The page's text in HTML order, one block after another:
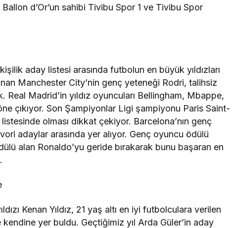
Ballon d’Or’un sahibi Tivibu Spor 1 ve Tivibu Spor
aday listesi arasında futbolun en büyük yıldızları
Manchester City’nin genç yeteneği Rodri, talihsiz
Real Madrid’in yıldız oyuncuları Bellingham, Mbappe,
çıkıyor. Son Şampiyonlar Ligi şampiyonu Paris Saint-
olması dikkat çekiyor. Barcelona’nın genç
adaylar arasında yer alıyor. Genç oyuncu ödülü
alan Ronaldo’yu geride bırakarak bunu başaran en
Kenan Yıldız, 21 yaş altı en iyi futbolculara verilen
yer buldu. Geçtiğimiz yıl Arda Güler’in aday